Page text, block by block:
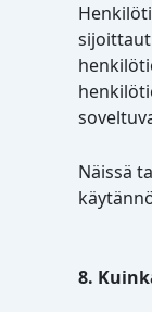
Näissä
8.